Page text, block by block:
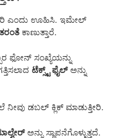
ಎಂದು ಊಹಿಸಿ. ಇಮೇಲ್
ಕಾಣುತ್ತಾರೆ.
ಫೋನ್ ಸಂಖ್ಯೆಯನ್ನು
ಟೆಕ್ಸ್ಟ್ ಫೈಲ್ಅನ್ನು
ನೀವು ಡಬಲ್ ಕ್ಲಿಕ್ ಮಾಡುತ್ತೀರಿ.
ಅನ್ನು ಸ್ಥಾಪನೆಗೊಳ್ಳುತ್ತದೆ.